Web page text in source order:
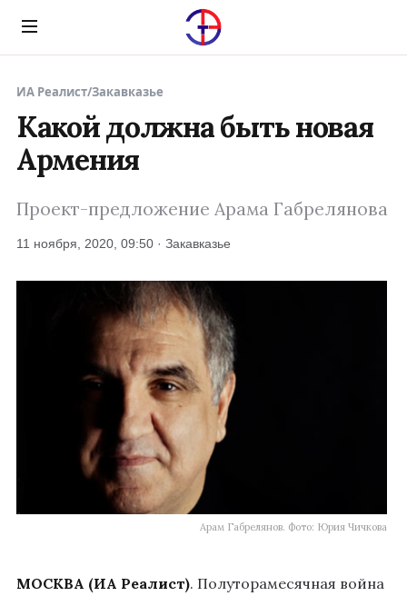
Menu
ИА Реалист/Закавказье
Какой должна быть новая
Армения
Проект-предложение Арама Габрелянова
11 ноября, 2020, 09:50 · Закавказье
Арам Габрелянов. Фото: Юрия Чичкова
МОСКВА (ИА Реалист). Полуторамесячная война